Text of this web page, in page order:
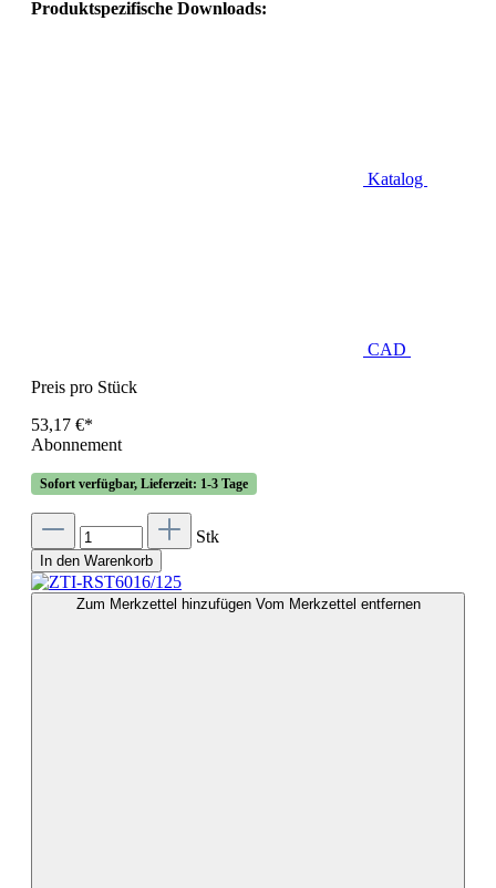
Produktspezifische Downloads:
Katalog
CAD
Preis pro Stück
53,17 €*
Abonnement
Sofort verfügbar, Lieferzeit: 1-3 Tage
Stk
In den Warenkorb
Zum Merkzettel hinzufügen Vom Merkzettel entfernen